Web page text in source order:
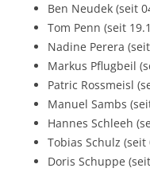
Ben Neudek (seit
Tom Penn (seit
Nadine Perera
Markus Pflugbeil
Patric Rossmeisl
Manuel Sambs
Hannes Schleeh
Tobias Schulz (seit
Doris Schuppe